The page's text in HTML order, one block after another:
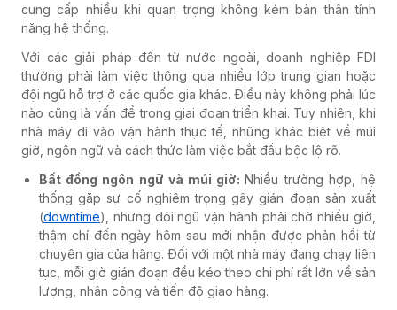
cung cấp nhiều khi quan trọng không kém bản thân tính
năng hệ thống.
Với các giải pháp đến từ nước ngoài, doanh nghiệp FDI
thường phải làm việc thông qua nhiều lớp trung gian hoặc
đội ngũ hỗ trợ ở các quốc gia khác. Điều này không phải lúc
nào cũng là vấn đề trong giai đoạn triển khai. Tuy nhiên, khi
nhà máy đi vào vận hành thực tế, những khác biệt về múi
giờ, ngôn ngữ và cách thức làm việc bắt đầu bộc lộ rõ.
Bất đồng ngôn ngữ và múi giờ:Nhiều trường hợp, hệ
thống gặp sự cố nghiêm trọng gây gián đoạn sản xuất
(downtime), nhưng đội ngũ vận hành phải chờ nhiều giờ,
thậm chí đến ngày hôm sau mới nhận được phản hồi từ
chuyên gia của hãng. Đối với một nhà máy đang chạy liên
tục, mỗi giờ gián đoạn đều kéo theo chi phí rất lớn về sản
lượng, nhân công và tiến độ giao hàng.